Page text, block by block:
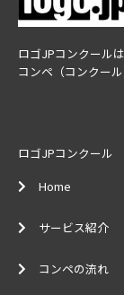
ロゴJPコンクール
コンペ（コンクー
ロゴJPコンクール
Home
サービス紹介
コンペの流れ